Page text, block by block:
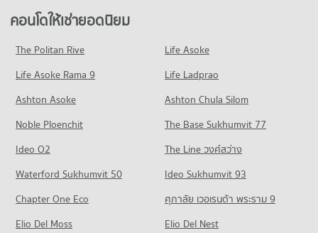
640 โครงการ
คอนโดให้เช่า ม.หอการค้าไทย
มีคอนโดให้เช่า 35,970 ประกาศ
มีคอนโดขาย 13,366 ประกาศ
คอนโด วิทยาลัยป้องกันราชอาณาจักร (วปอ.)
379 โครงการ
คอนโดให้เช่า วิทยาลัยป้องกันราชอาณาจักร (วปอ.)
มีคอนโดให้เช่า 21,285 ประกาศ
ขายคอนโด วิทยาลัยป้องกันราชอาณาจักร (วปอ.)
มีคอนโดขาย 8,081 ประกาศ
คอนโด วิทยาลัยสารพัดช่างพระนคร
คอนโด โรบินสัน รัชดาภิเษก
มีคอนโดให้เช่า 21,781 ประกาศ
ขายคอนโด โรบินสัน รัชดาภิเษก
มีคอนโดขาย 8,085 ประกาศ
444 โครงการ
คอนโดให้เช่า เทอมินอล 21 อโศก
มีคอนโดขาย 11,211 ประกาศ
ขายคอนโด เขตห้วยขวาง
มีคอนโดขาย 6,352 ประกาศ
คอนโด เขตราชเทวี
110 โครงการ
คอนโดให้เช่า เขตราชเทวี
มีคอนโดให้เช่า 14,830 ประกาศ
ขายคอนโด เขตราชเทวี
มีคอนโดขาย 4,947 ประกาศ
คอนโด ถนนรัชดาภิเษก
มีคอนโดให้เช่า 29,374 ประกาศ
คอนโดให้เช่า รพ.จักษุรัตนิน
มีคอนโดให้เช่า 29,332 ประกาศ
ขายคอนโด รพ.จักษุรัตนิน
มีคอนโดขาย 10,335 ประกาศ
618 โครงการ
คอนโดให้เช่า รพ.พระราม 9
มีคอนโดขาย 16,282 ประกาศ
คอนโด รพ.คามิลเลียน
703 โครงการ
คอนโดให้เช่ายอดนิยม
The Politan Rive
Life Asoke
Life Asoke Rama 9
Life Ladprao
Ashton Asoke
Ashton Chula Silom
Noble Ploenchit
The Base Sukhumvit 77
Ideo O2
The Line วงศ์สว่าง
Waterford Sukhumvit 50
Ideo Sukhumvit 93
Chapter One Eco
ศุภาลัย เวอเรนด้า พระราม 9
Elio Del Moss
Elio Del Nest